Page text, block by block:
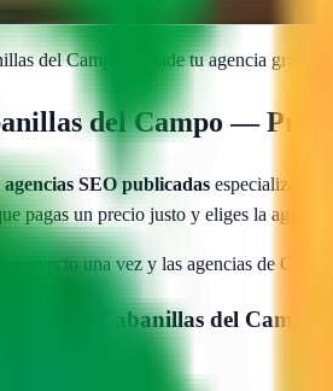
del Campo Añade tu agencia gratis
del Campo —
agencias SEO publicadas especializadas
pagas un precio justo y eliges la
proyecto una vez y las agencias de
SEO en Cabanillas del Campo